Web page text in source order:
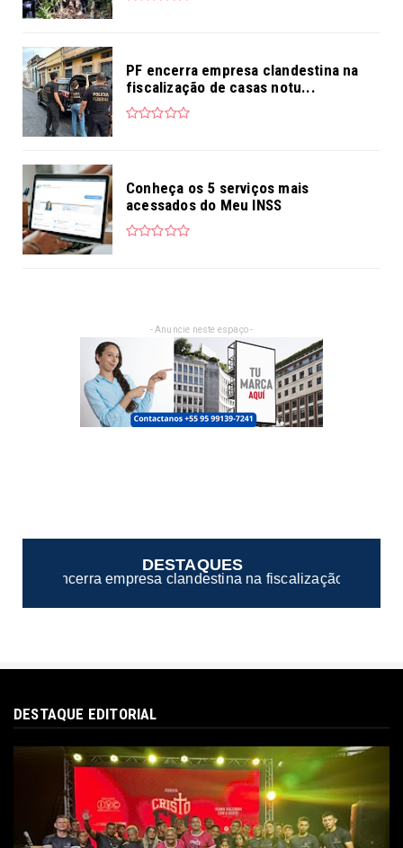
PF encerra empresa clandestina na
fiscalização de casas notu...
Conheça os 5 serviços mais
acessados do Meu INSS
- Anuncie neste espaço -
DESTAQUES
na fiscalização de casas noturnas de Manaus/AM
DESTAQUE EDITORIAL